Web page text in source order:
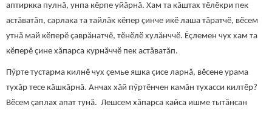
аптиркка пулнă, унпа кӗрпе уйăрнă. Хам та кăштах тӗлӗкри пек
астăватăп, сарлака та тайлăк кӗпер çинче икӗ лаша тăратчӗ, вӗсем
утнă май кӗперӗ çаврăнатчӗ, тӗнӗлӗ хулăнччӗ. Ӗçлемен чух хам та
кӗперӗ çине хăпарса курнăччӗ пек астăватăп.
Пӳрте тустарма килнӗ чух çемье яшка çисе ларнă, вӗсене урама
тухăр тесе кăшкăрнă. Анчах хăй пӳртӗнчен камăн тухасси килтӗр?
Вӗсем çаплах апат тунă. Лешсем хăпарса кайса ишме тытăнсан